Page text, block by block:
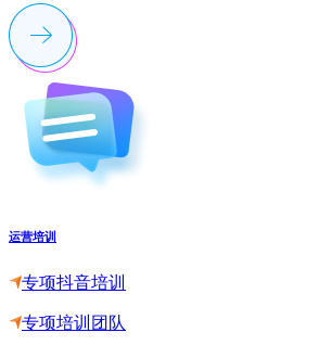
运营培训
专项抖音培训
专项培训团队